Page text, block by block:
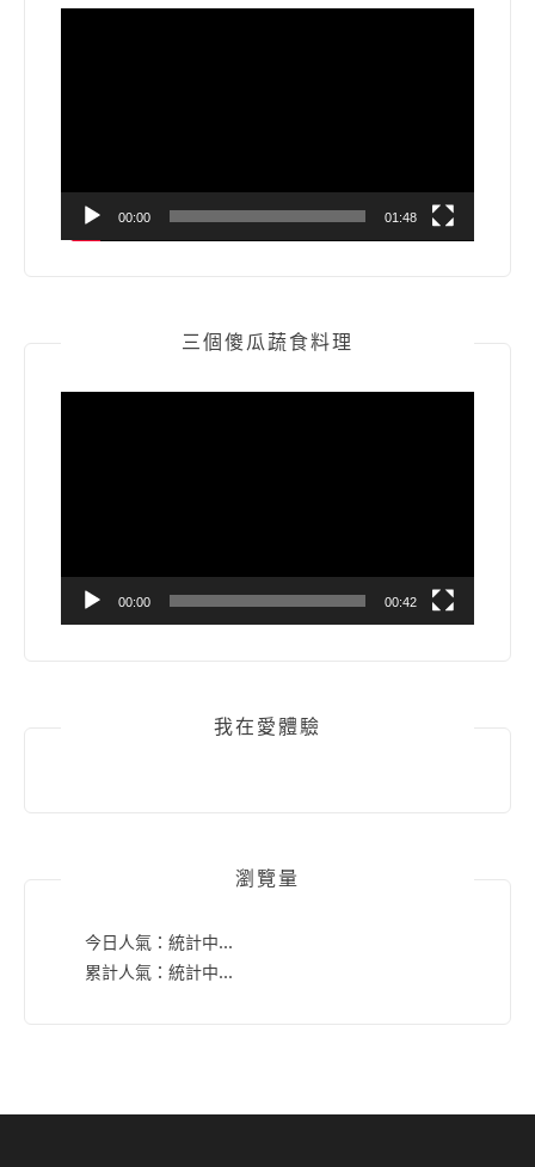
00:00 01:48
三個傻瓜蔬食料理
00:00 00:42
我在愛體驗
瀏覽量
今日人氣： 統計中...
累計人氣： 統計中...